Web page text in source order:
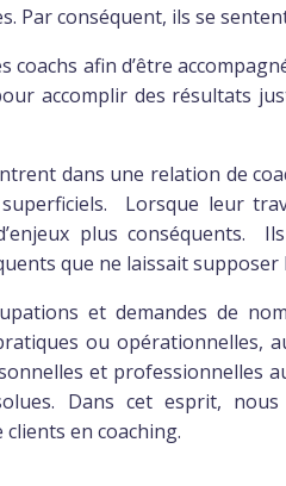
Par conséquent, ils se
afin d’être
accomplir des résultats
dans une relation de
Lorsque leur
plus conséquents.
que ne laissait supposer
et demandes de
ou opérationnelles,
et professionnelles
Dans cet esprit,
en coaching.